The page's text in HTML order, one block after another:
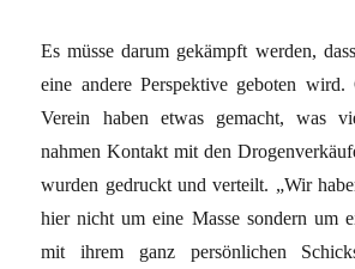
Es müsse darum gekämpft werden,
eine andere Perspektive geboten
Verein haben etwas gemacht, was
nahmen Kontakt mit den
wurden gedruckt und verteilt. „Wir
hier nicht um eine Masse sondern um
mit ihrem ganz persönlichen